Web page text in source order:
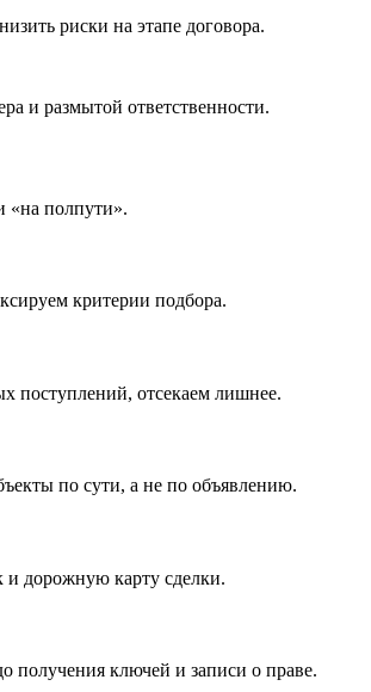
риски на этапе договора.
и размытой ответственности.
«на полпути».
критерии подбора.
поступлений, отсекаем лишнее.
по сути, а не по объявлению.
и дорожную карту сделки.
ключей и записи о праве.